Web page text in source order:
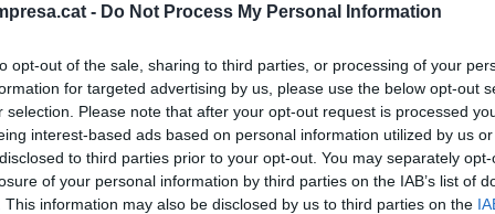
- Do Not Process My Personal Information
opt-out of the sale, sharing to third parties, or processing of your
for targeted advertising by us, please use the below opt-out
selection. Please note that after your opt-out request is processed
interest-based ads based on personal information utilized by us
to third parties prior to your opt-out. You may separately
of your personal information by third parties on the IAB’s list of
This information may also be disclosed by us to third parties on the
unface to face, organitzat pelCornellà
divulgadora TIC i presentadora del programa
laXantal Llavina. Ambdós representen les
la contraposició entre les capacitats i els perills
de la intel·ligència artificial a totes les esferes de